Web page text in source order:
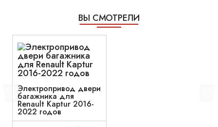
ВЫ СМОТРЕЛИ
Электропривод двери
багажника для
Renault Kaptur 2016-
2022 годов